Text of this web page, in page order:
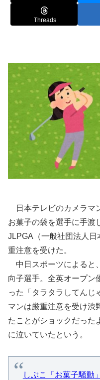
Threads
日本テレビのカメラマ
お菓子の袋を選手に手渡
JLPGA（一般社団法人
重注意を受けた。
中日スポーツによると
向子選手。全英オープン
った「タラタラしてんじ
マンは厳重注意を受け渋
たことがショックだった
に泣いていたという。
しぶこ「お菓子騒動